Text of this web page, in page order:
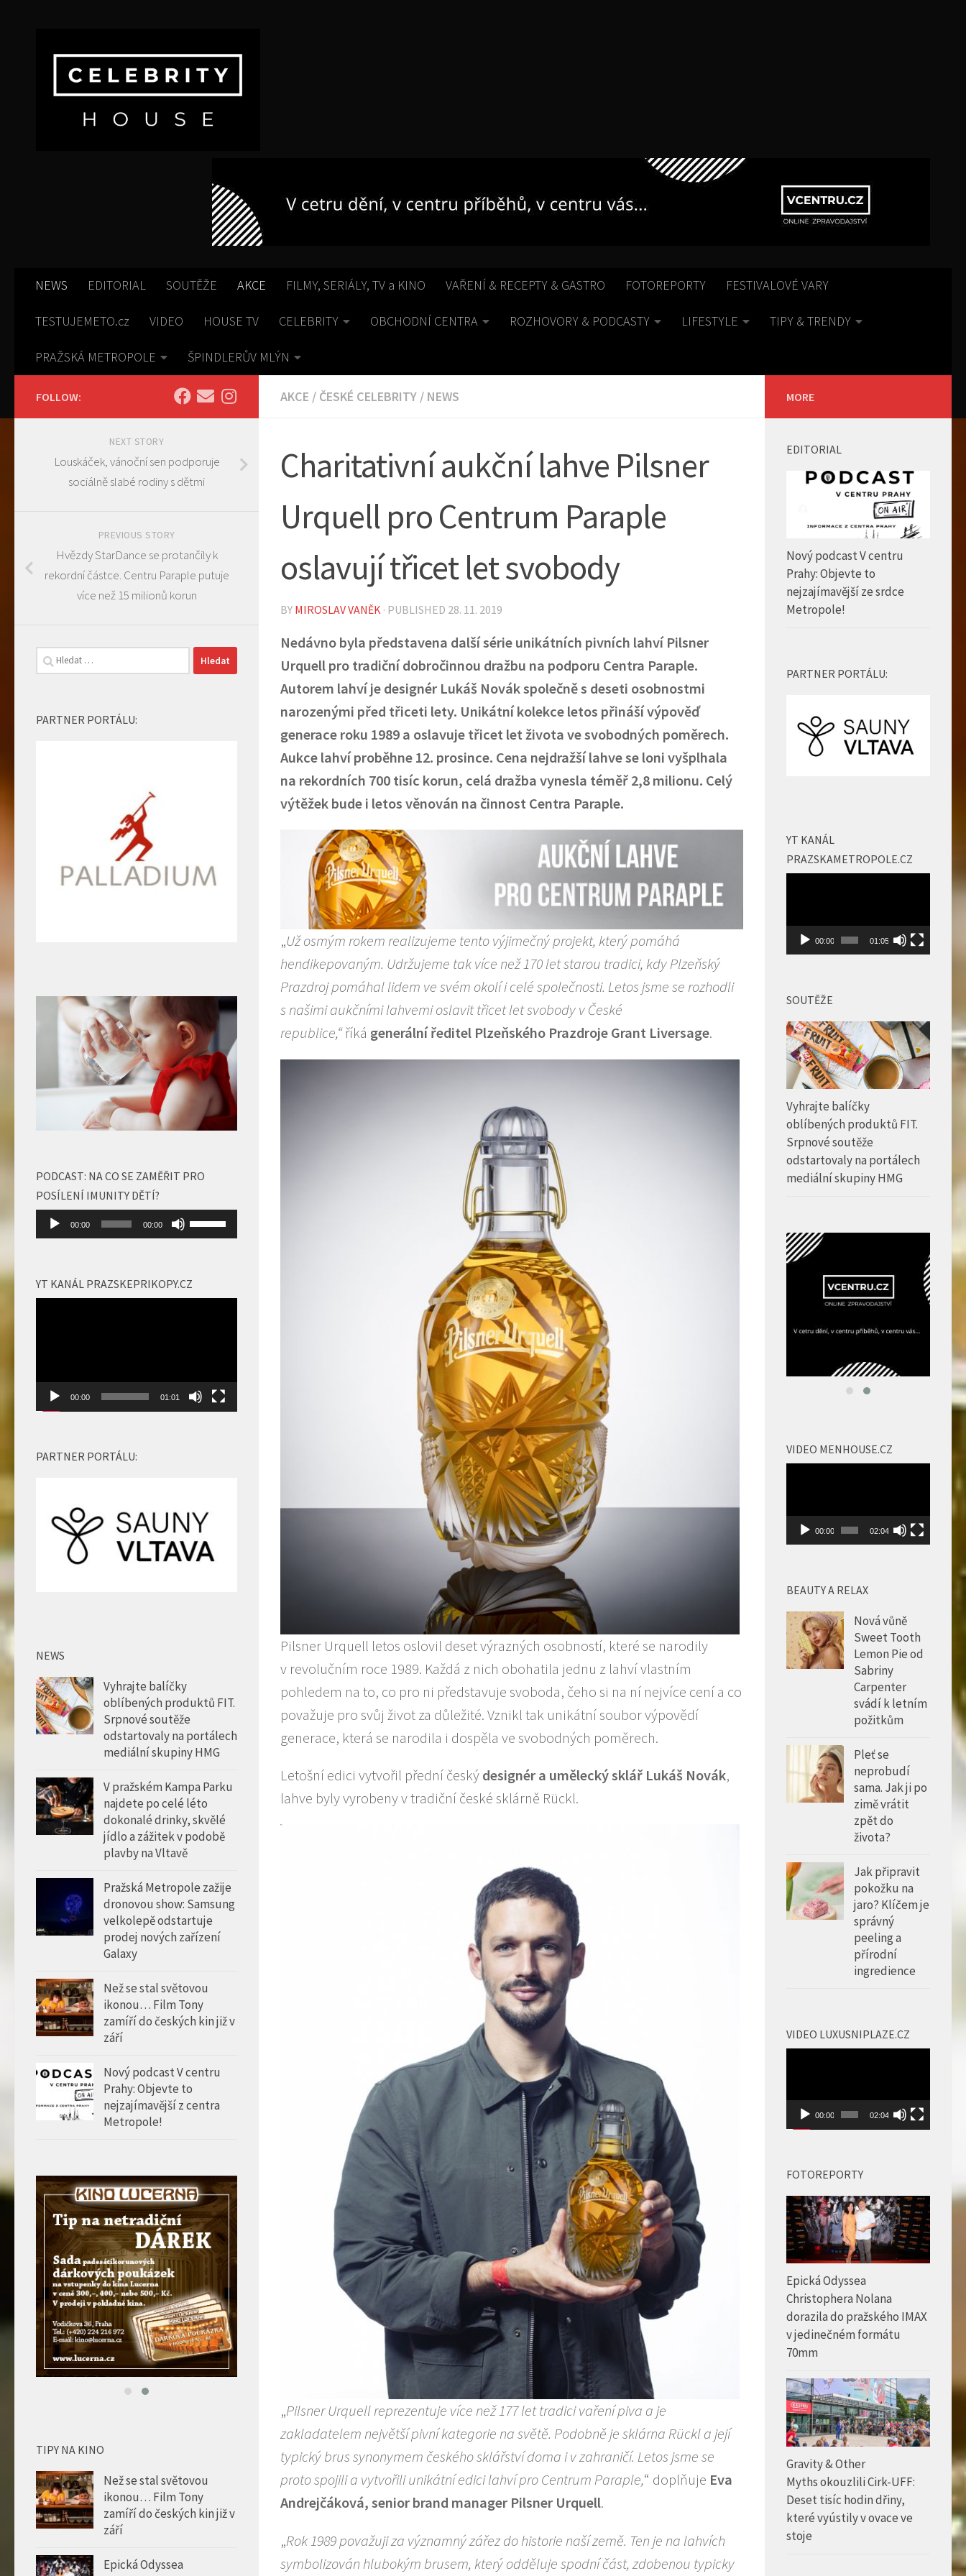
NEWS EDITORIAL SOUTĚŽE AKCE FILMY, SERIÁLY, TV a KINO VAŘENÍ & RECEPTY & GASTRO FOTOREPORTY FESTIVALOVÉ VARY
TESTUJEMETO.cz VIDEO HOUSE TV CELEBRITY OBCHODNÍ CENTRA ROZHOVORY & PODCASTY LIFESTYLE TIPY & TRENDY
PRAŽSKÁ METROPOLE ŠPINDLERŮV MLÝN
AKCE / ČESKÉ CELEBRITY / NEWS
Charitativní aukční lahve Pilsner
Urquell pro Centrum Paraple
oslavují třicet let svobody
BY MIROSLAV VANĚK · PUBLISHED 28. 11. 2019
Nedávno byla představena další série unikátních pivních lahví Pilsner
Urquell pro tradiční dobročinnou dražbu na podporu Centra Paraple.
Autorem lahví je designér Lukáš Novák společně s deseti osobnostmi
narozenými před třiceti lety. Unikátní kolekce letos přináší výpověď
generace roku 1989 a oslavuje třicet let života ve svobodných poměrech.
Aukce lahví proběhne 12. prosince. Cena nejdražší lahve se loni vyšplhala
na rekordních 700 tisíc korun, celá dražba vynesla téměř 2,8 milionu. Celý
výtěžek bude i letos věnován na činnost Centra Paraple.
„Už osmým rokem realizujeme tento výjimečný projekt, který pomáhá
hendikepovaným. Udržujeme tak více než 170 let starou tradici, kdy Plzeňský
Prazdroj pomáhal lidem ve svém okolí i celé společnosti. Letos jsme se rozhodli
s našimi aukčními lahvemi oslavit třicet let svobody v České
republice,“říká generální ředitel Plzeňského Prazdroje Grant Liversage.
Pilsner Urquell letos oslovil deset výrazných osobností, které se narodily
v revolučním roce 1989. Každá z nich obohatila jednu z lahví vlastním
pohledem na to, co pro ni představuje svoboda, čeho si na ní nejvíce cení a co
považuje pro svůj život za důležité. Vznikl tak unikátní soubor výpovědí
generace, která se narodila i dospěla ve svobodných poměrech.
Letošní edici vytvořil přední českýdesignér a umělecký sklář Lukáš Novák,
lahve byly vyrobeny v tradiční české sklárně Rückl.
„Pilsner Urquell reprezentuje více než 177 let tradici vaření piva a je
zakladatelem největší pivní kategorie na světě. Podobně je sklárna Rückl a její
typický brus synonymem českého sklářství doma i v zahraničí. Letos jsme se
proto spojili a vytvořili unikátní edici lahví pro Centrum Paraple,“ doplňuje Eva
Andrejčáková, senior brand manager Pilsner Urquell.
„Rok 1989 považuji za významný zářez do historie naší země. Ten je na lahvích
symbolizován hlubokým brusem, který odděluje spodní část, zdobenou typicky
FOLLOW:
NEXT STORY
Louskáček, vánoční sen podporuje
sociálně slabé rodiny s dětmi
PREVIOUS STORY
Hvězdy StarDance se protančily k
rekordní částce. Centru Paraple putuje
více než 15 milionů korun
Vyhledávání
PARTNER PORTÁLU:
PODCAST: NA CO SE ZAMĚŘIT PRO
POSÍLENÍ IMUNITY DĚTÍ?
Audio
přehrávač
00:00 00:00
Použitím
šipek
zvýšíte
nebo
YT KANÁL PRAZSKEPRIKOPY.CZ
00:00 01:01
PARTNER PORTÁLU:
NEWS
Vyhrajte balíčky
oblíbených produktů FIT.
Srpnové soutěže
odstartovaly na portálech
mediální skupiny HMG
V pražském Kampa Parku
najdete po celé léto
dokonalé drinky, skvělé
jídlo a zážitek v podobě
plavby na Vltavě
Pražská Metropole zažije
dronovou show: Samsung
velkolepě odstartuje
prodej nových zařízení
Galaxy
Než se stal světovou
ikonou… Film Tony
zamíří do českých kin již v
září
Nový podcast V centru
Prahy: Objevte to
nejzajímavější z centra
Metropole!
TIPY NA KINO
Než se stal světovou
ikonou… Film Tony
zamíří do českých kin již v
září
Epická Odyssea
MORE
EDITORIAL
Nový podcast V centru
Prahy: Objevte to
nejzajímavější ze srdce
Metropole!
PARTNER PORTÁLU:
YT KANÁL
PRAZSKAMETROPOLE.CZ
00:00 01:05
SOUTĚŽE
Vyhrajte balíčky
oblíbených produktů FIT.
Srpnové soutěže
odstartovaly na portálech
mediální skupiny HMG
VIDEO MENHOUSE.CZ
00:00 02:04
BEAUTY A RELAX
Nová vůně
Sweet Tooth
Lemon Pie od
Sabriny
Carpenter
svádí k letním
požitkům
Pleť se
neprobudí
sama. Jak ji po
zimě vrátit
zpět do
života?
Jak připravit
pokožku na
jaro? Klíčem je
správný
peeling a
přírodní
ingredience
VIDEO LUXUSNIPLAZE.CZ
00:00 02:04
FOTOREPORTY
Epická Odyssea
Christophera Nolana
dorazila do pražského IMAX
v jedinečném formátu
70mm
Gravity & Other
Myths okouzlili Cirk-UFF:
Deset tisíc hodin dřiny,
které vyústily v ovace ve
stoje